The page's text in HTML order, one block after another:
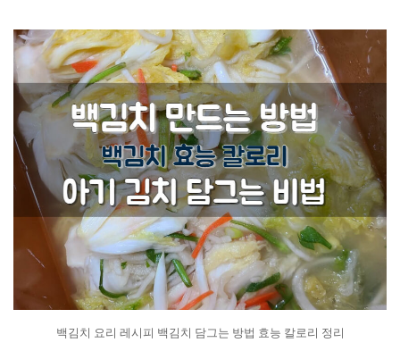
백김치 요리 레시피 백김치 담그는 방법 효능 칼로리 정리